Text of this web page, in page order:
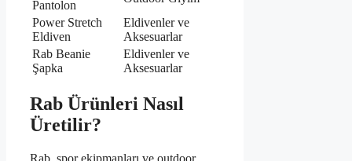
Pantolon
Power Stretch
Eldiven
Eldivenler ve
Aksesuarlar
Rab Beanie
Şapka
Eldivenler ve
Aksesuarlar
Rab Ürünleri Nasıl
Üretilir?
Rab, spor ekipmanları ve outdoor